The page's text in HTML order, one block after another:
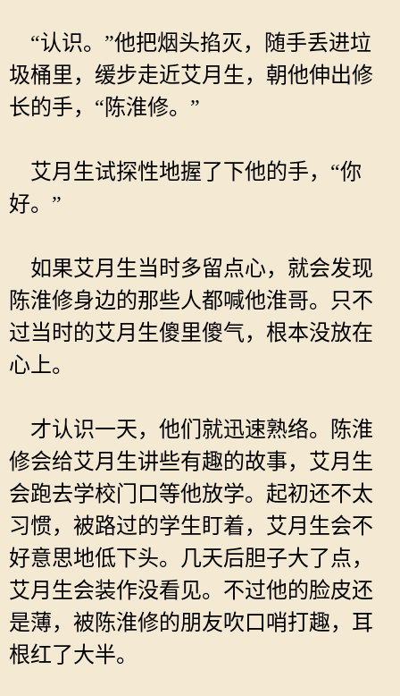
“认识。”他把烟头掐灭，随手丢进垃
圾桶里，缓步走近艾月生，朝他伸出修
长的手，“陈淮修。”
艾月生试探性地握了下他的手，“你
好。”
如果艾月生当时多留点心，就会发现
陈淮修身边的那些人都喊他淮哥。只不
过当时的艾月生傻里傻气，根本没放在
心上。
才认识一天，他们就迅速熟络。陈淮
修会给艾月生讲些有趣的故事，艾月生
会跑去学校门口等他放学。起初还不太
习惯，被路过的学生盯着，艾月生会不
好意思地低下头。几天后胆子大了点，
艾月生会装作没看见。不过他的脸皮还
是薄，被陈淮修的朋友吹口哨打趣，耳
根红了大半。